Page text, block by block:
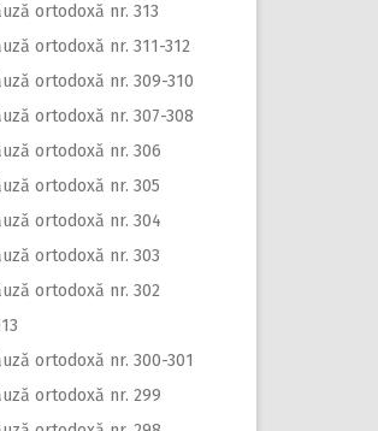
ortodoxă nr. 313
ortodoxă nr. 311-312
ortodoxă nr. 309-310
ortodoxă nr. 307-308
ortodoxă nr. 306
ortodoxă nr. 305
ortodoxă nr. 304
ortodoxă nr. 303
ortodoxă nr. 302
ortodoxă nr. 300-301
ortodoxă nr. 299